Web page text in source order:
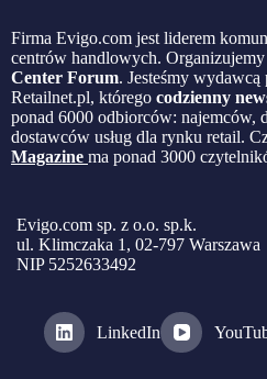
Firma Evigo.com jest liderem
centrów handlowych. Organizujemy
Center Forum. Jesteśmy
Retailnet.pl, którego codzienny
ponad 6000 odbiorców: najemców,
dostawców usług dla rynku retail.
Magazine ma ponad 3000
Evigo.com sp. z o.o. sp.k.
ul. Klimczaka 1, 02-797 Warszawa
NIP 5252633492
LinkedIn